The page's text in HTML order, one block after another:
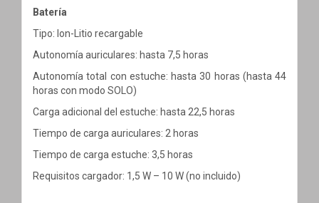
Batería
Tipo: Ion-Litio recargable
Autonomía auriculares: hasta 7,5 horas
Autonomía total con estuche: hasta 30 horas (hasta 44
horas con modo SOLO)
Carga adicional del estuche: hasta 22,5 horas
Tiempo de carga auriculares: 2 horas
Tiempo de carga estuche: 3,5 horas
Requisitos cargador: 1,5 W – 10 W (no incluido)